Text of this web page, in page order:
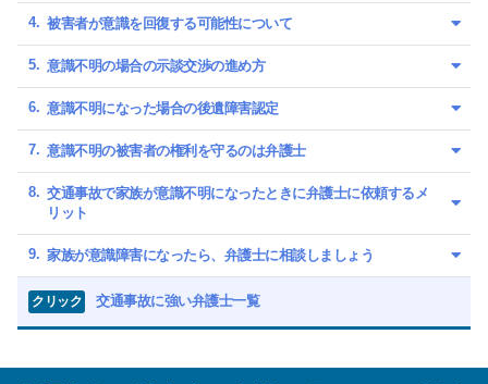
被害者が意識を回復する可能性について
意識不明の場合の示談交渉の進め方
意識不明になった場合の後遺障害認定
意識不明の被害者の権利を守るのは弁護士
交通事故で家族が意識不明になったときに弁護士に依頼するメ
リット
家族が意識障害になったら、弁護士に相談しましょう
クリック 交通事故に強い弁護士一覧